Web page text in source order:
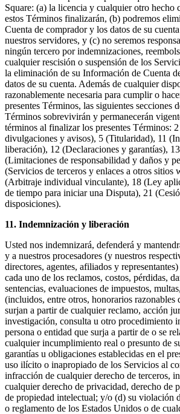
Square: (a) la licencia y cualquier otro hecho
estos Términos finalizarán, (b) podremos
Cuenta de comprador y los datos de su
nuestros servidores, y (c) no seremos
ningún tercero por indemnizaciones,
cualquier rescisión o suspensión de los
la eliminación de su Información de Cuenta
datos de su cuenta. Además de cualquier
razonablemente necesaria para cumplir o
presentes Términos, las siguientes secciones
Términos sobrevivirán y permanecerán
términos al finalizar los presentes Términos:
divulgaciones y avisos), 5 (Titularidad), 11
liberación), 12 (Declaraciones y garantías),
(Limitaciones de responsabilidad y daños y
(Servicios de terceros y enlaces a otros sitios
(Arbitraje individual vinculante), 18 (Ley
de tiempo para iniciar una Disputa), 21
disposiciones).
11. Indemnización y liberación
Usted nos indemnizará, defenderá y
y a nuestros procesadores (y nuestros
directores, agentes, afiliados y
cada uno de los reclamos, costos, pérdidas,
sentencias, evaluaciones de impuestos,
(incluidos, entre otros, honorarios razonables
surjan a partir de cualquier reclamo, acción
investigación, consulta u otro procedimiento
persona o entidad que surja a partir de o se
cualquier incumplimiento real o presunto de
garantías u obligaciones establecidas en el
uso ilícito o inapropiado de los Servicios al
infracción de cualquier derecho de terceros,
cualquier derecho de privacidad, derecho de
de propiedad intelectual; y/o (d) su violación
o reglamento de los Estados Unidos o de